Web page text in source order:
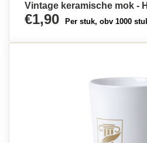
Vintage keramische mok -
€1,90 Per stuk, obv 1000